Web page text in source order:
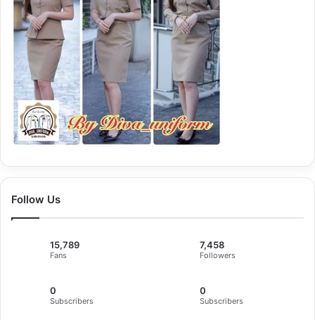
Follow Us
15,789
Fans
7,458
Followers
0
Subscribers
0
Subscribers